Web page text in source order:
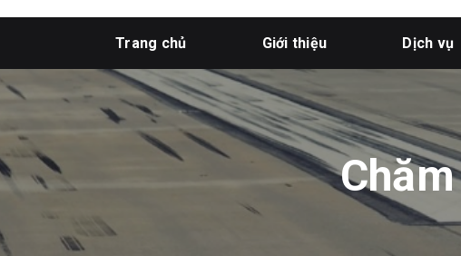
Trang chủ Giới thiệu Dịch vụ